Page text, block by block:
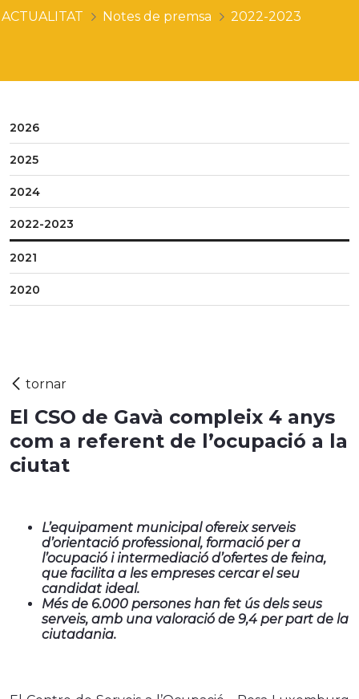
ACTUALITAT Notes de premsa 2022-2023
2026
2025
2024
2022-2023
2021
2020
El CSO de Gavà compleix 4 anys
com a referent de l’ocupació a la
ciutat
L’equipament municipal ofereix serveis
d’orientació professional, formació per a
l’ocupació i intermediació d’ofertes de feina,
que facilita a les empreses cercar el seu
candidat ideal.
Més de 6.000 persones han fet ús dels seus
serveis, amb una valoració de 9,4 per part de la
ciutadania.